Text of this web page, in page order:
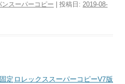
ンスーパーコピー | 投稿日: 2019-08-
定 ロレックススーパーコピーV7版